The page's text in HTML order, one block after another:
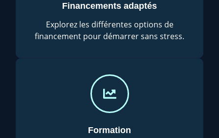
Financements adaptés
Explorez les différentes options de
financement pour démarrer sans stress.
Formation